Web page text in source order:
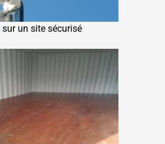
sur un site sécurisé